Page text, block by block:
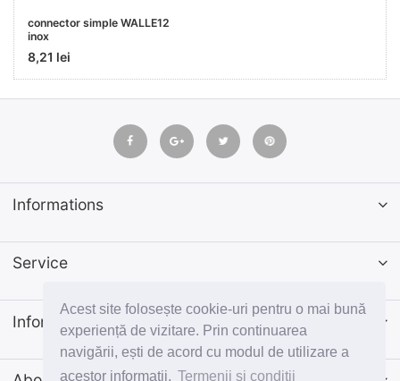
Acest site folosește cookie-uri pentru o mai bună
experiență de vizitare. Prin continuarea
navigării, ești de acord cu modul de utilizare a
acestor informații. Termenii si conditii
connector simple WALLE12
inox
8,21 lei
Informations
Service
Informatii